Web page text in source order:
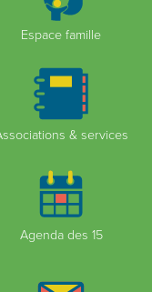
Espace famille
& services
Agenda des 15